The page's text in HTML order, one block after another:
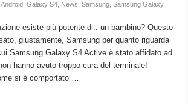
Android ,Galaxy S4 News ,Samsung ,Samsung Galaxy
esiste più potente di.. un bambino? Questo
giustamente, Samsung per quanto riguarda
Samsung Galaxy S4 Active è stato affidato ad
hanno avuto troppo cura del terminale!
si è comportato …